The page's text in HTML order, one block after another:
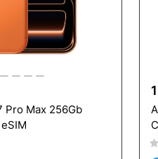
Pro Max 256Gb